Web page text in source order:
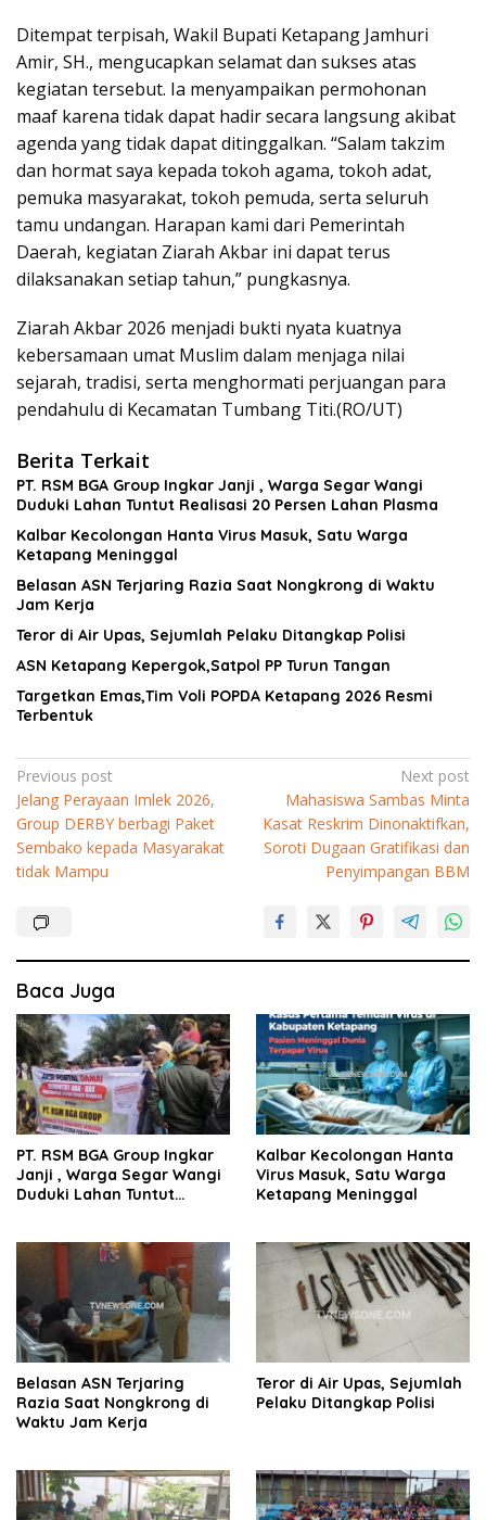
Ditempat terpisah, Wakil Bupati Ketapang Jamhuri
Amir, SH., mengucapkan selamat dan sukses atas
kegiatan tersebut. Ia menyampaikan permohonan
maaf karena tidak dapat hadir secara langsung akibat
agenda yang tidak dapat ditinggalkan. “Salam takzim
dan hormat saya kepada tokoh agama, tokoh adat,
pemuka masyarakat, tokoh pemuda, serta seluruh
tamu undangan. Harapan kami dari Pemerintah
Daerah, kegiatan Ziarah Akbar ini dapat terus
dilaksanakan setiap tahun,” pungkasnya.
Ziarah Akbar 2026 menjadi bukti nyata kuatnya
kebersamaan umat Muslim dalam menjaga nilai
sejarah, tradisi, serta menghormati perjuangan para
pendahulu di Kecamatan Tumbang Titi.(RO/UT)
Berita Terkait
PT. RSM BGA Group Ingkar Janji , Warga Segar Wangi
Duduki Lahan Tuntut Realisasi 20 Persen Lahan Plasma
Kalbar Kecolongan Hanta Virus Masuk, Satu Warga
Ketapang Meninggal
Belasan ASN Terjaring Razia Saat Nongkrong di Waktu
Jam Kerja
Teror di Air Upas, Sejumlah Pelaku Ditangkap Polisi
ASN Ketapang Kepergok,Satpol PP Turun Tangan
Targetkan Emas,Tim Voli POPDA Ketapang 2026 Resmi
Terbentuk
Navigasi
pos
Previous post
Jelang Perayaan Imlek 2026,
Group DERBY berbagi Paket
Sembako kepada Masyarakat
tidak Mampu
Next post
Mahasiswa Sambas Minta
Kasat Reskrim Dinonaktifkan,
Soroti Dugaan Gratifikasi dan
Penyimpangan BBM
Baca Juga
PT. RSM BGA Group Ingkar
Janji , Warga Segar Wangi
Duduki Lahan Tuntut
Kalbar Kecolongan Hanta
Virus Masuk, Satu Warga
Ketapang Meninggal
Belasan ASN Terjaring
Razia Saat Nongkrong di
Waktu Jam Kerja
Teror di Air Upas, Sejumlah
Pelaku Ditangkap Polisi